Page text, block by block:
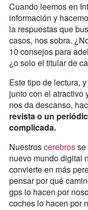
Cuando leemos en
información y
la respuestas que
casos, nos sobra.
10 consejos para
¿o solo el titular de
Este tipo de lectura,
junto con el atractivo
nos da descanso,
revista o un
complicada.
Nuestroscerebrosse
nuevo mundo digital
convierte en más
pensar por qué
gps lo hacen por
coches lo hacen por